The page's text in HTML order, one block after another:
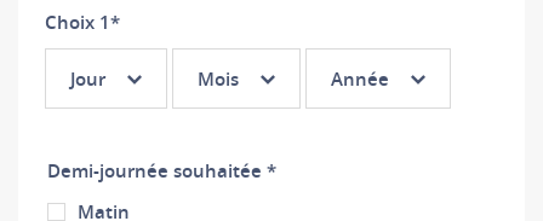
Choix 1*
Jour
Jour
Mois
Mois
Année
Année
Demi-journée souhaitée *
Matin